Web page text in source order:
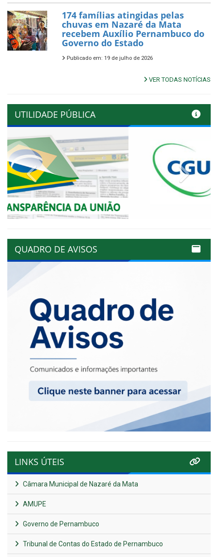
174 famílias atingidas pelas
chuvas em Nazaré da Mata
recebem Auxílio Pernambuco do
Governo do Estado
Publicado em: 19 de julho de 2026
VER TODAS NOTÍCIAS
UTILIDADE PÚBLICA
Previous Next
QUADRO DE AVISOS
LINKS ÚTEIS
Câmara Municipal de Nazaré da Mata
AMUPE
Governo de Pernambuco
Tribunal de Contas do Estado de Pernambuco